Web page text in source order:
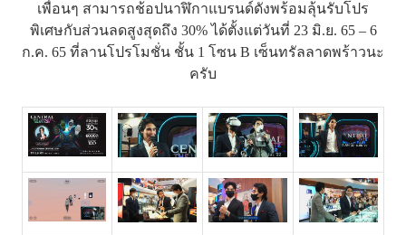
เพื่อนๆ สามารถช้อปนาฬิกาแบรนด์ดังพร้อมลุ้นรับโปร
พิเศษกับส่วนลดสูงสุดถึง 30% ได้ตั้งแต่วันที่ 23 มิ.ย. 65 – 6
ก.ค. 65 ที่ลานโปรโมชั่น ชั้น 1 โซน B เซ็นทรัลลาดพร้าวนะ
ครับ